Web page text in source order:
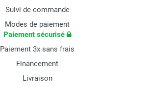
Suivi de commande
Modes de paiement
Paiement sécurisé
Paiement 3x sans frais
Financement
Livraison